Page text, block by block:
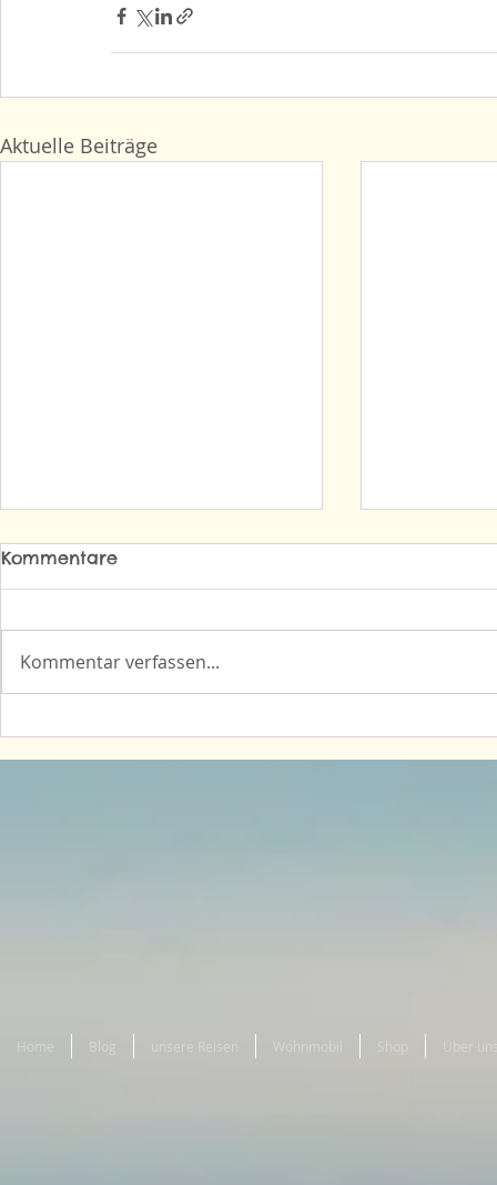
Aktuelle Beiträge
Wohnmobilreise an die
Kommentare
Kommentar verfassen...
Home Blog unsere Reisen Wohnmobil Shop Über